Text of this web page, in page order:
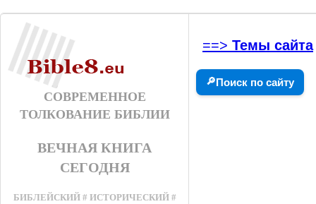
СОВРЕМЕННОЕ
ТОЛКОВАНИЕ БИБЛИИ
ВЕЧНАЯ КНИГА
СЕГОДНЯ
БИБЛЕЙСКИЙ # ИСТОРИЧЕСКИЙ #
==> Темы сайта
🔎Поиск по сайту